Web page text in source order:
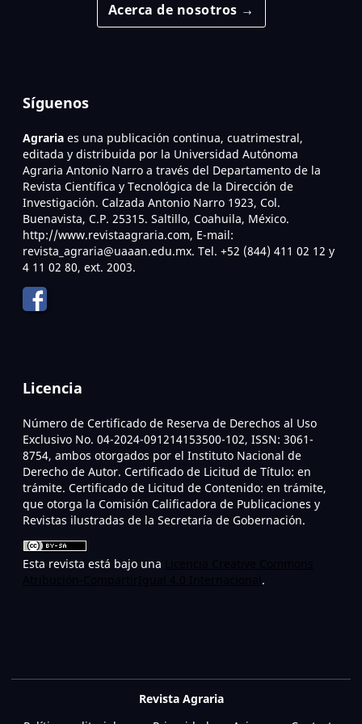
Acerca de nosotros →
Síguenos
Agraria es una publicación continua, cuatrimestral,
editada y distribuida por la Universidad Autónoma
Agraria Antonio Narro a través del Departamento de la
Revista Científica y Tecnológica de la Dirección de
Investigación. Calzada Antonio Narro 1923, Col.
Buenavista, C.P. 25315. Saltillo, Coahuila, México.
http://www.revistaagraria.com, E-mail:
revista_agraria@uaaan.edu.mx. Tel. +52 (844) 411 02 12 y
4 11 02 80, ext. 2003.
Licencia
Número de Certificado de Reserva de Derechos al Uso
Exclusivo No. 04-2024-091214153500-102, ISSN: 3061-
8754, ambos otorgados por el Instituto Nacional de
Derecho de Autor. Certificado de Licitud de Título: en
trámite. Certificado de Licitud de Contenido: en trámite,
que otorga la Comisión Calificadora de Publicaciones y
Revistas ilustradas de la Secretaría de Gobernación.
Esta revista está bajo una
.
Revista Agraria